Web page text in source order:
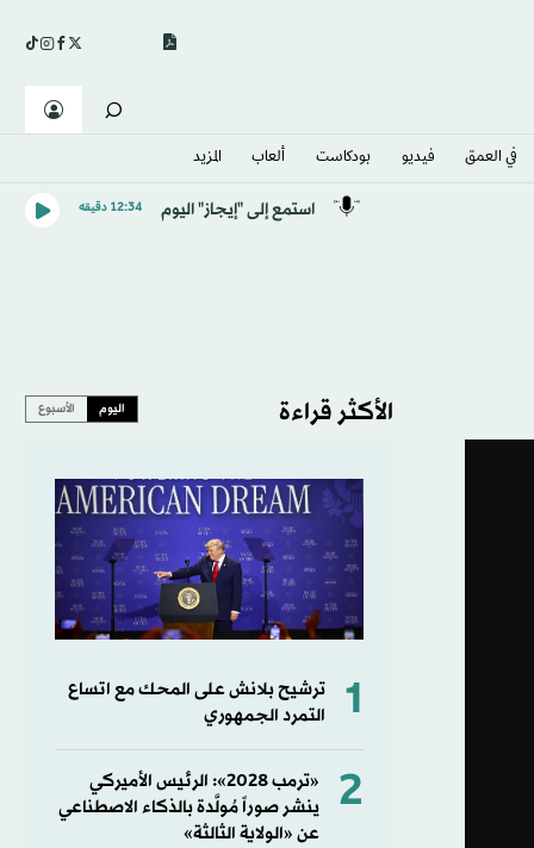
في العمق فيديو بودكاست ألعاب المزيد
استمع إلى "إيجاز" اليوم 12:34 دقيقه
الأكثر قراءة اليوم الأسبوع
1
ترشيح بلانش على المحك مع اتساع
التمرد الجمهوري
2
«ترمب 2028»: الرئيس الأميركي
ينشر صوراً مُولَّدة بالذكاء الاصطناعي
عن «الولاية الثالثة»